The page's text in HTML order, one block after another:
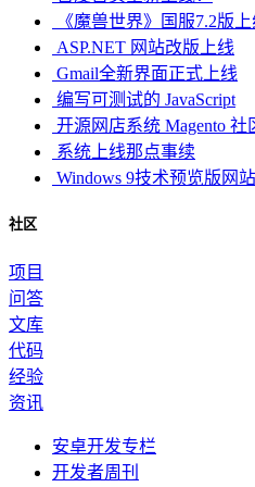
《魔兽世界》国服7.2版
ASP.NET 网站改版上线
Gmail全新界面正式上线
编写可测试的 JavaScript
开源网店系统 Magento 社
系统上线那点事续
Windows 9技术预览版网
社区
项目
问答
文库
代码
经验
资讯
安卓开发专栏
开发者周刊